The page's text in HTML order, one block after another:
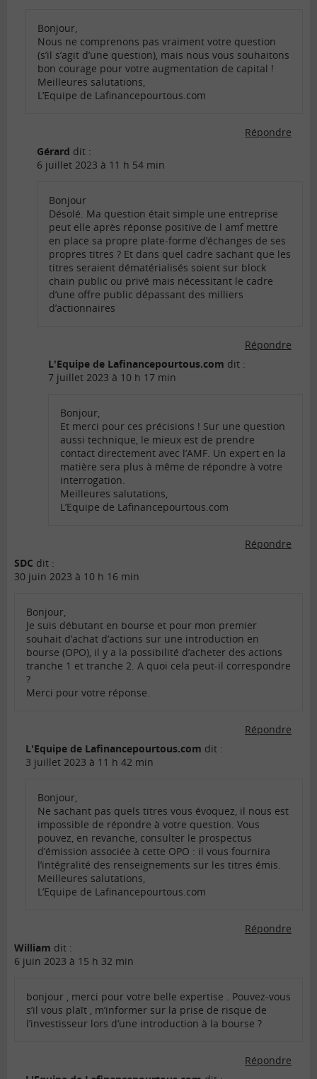
Bonjour,
Nous ne comprenons pas vraiment votre question
(s’il s’agit d’une question), mais nous vous souhaitons
bon courage pour votre augmentation de capital !
Meilleures salutations,
L’Equipe de Lafinancepourtous.com
Répondre
Gérard dit :
6 juillet 2023 à 11 h 54 min
Bonjour
Désolé. Ma question était simple une entreprise
peut elle après réponse positive de l amf mettre
en place sa propre plate-forme d’échanges de ses
propres titres ? Et dans quel cadre sachant que les
titres seraient dématérialisés soient sur block
chain public ou privé mais nécessitant le cadre
d’une offre public dépassant des milliers
d’actionnaires
Répondre
L'Equipe de Lafinancepourtous.com dit :
7 juillet 2023 à 10 h 17 min
Bonjour,
Et merci pour ces précisions ! Sur une question
aussi technique, le mieux est de prendre
contact directement avec l’AMF. Un expert en la
matière sera plus à même de répondre à votre
interrogation.
Meilleures salutations,
L’Equipe de Lafinancepourtous.com
Répondre
SDC dit :
30 juin 2023 à 10 h 16 min
Bonjour,
Je suis débutant en bourse et pour mon premier
souhait d’achat d’actions sur une introduction en
bourse (OPO), il y a la possibilité d’acheter des actions
tranche 1 et tranche 2. A quoi cela peut-il correspondre
?
Merci pour votre réponse.
Répondre
L'Equipe de Lafinancepourtous.com dit :
3 juillet 2023 à 11 h 42 min
Bonjour,
Ne sachant pas quels titres vous évoquez, il nous est
impossible de répondre à votre question. Vous
pouvez, en revanche, consulter le prospectus
d’émission associée à cette OPO : il vous fournira
l’intégralité des renseignements sur les titres émis.
Meilleures salutations,
L’Equipe de Lafinancepourtous.com
Répondre
William dit :
6 juin 2023 à 15 h 32 min
bonjour , merci pour votre belle expertise . Pouvez-vous
s’il vous plaît , m’informer sur la prise de risque de
l’investisseur lors d’une introduction à la bourse ?
Répondre